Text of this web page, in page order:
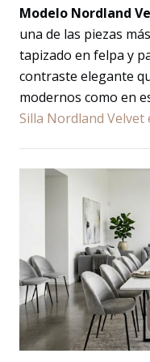
Modelo Nordland
una de las piezas
tapizado en felpa y
contraste elegante
modernos como en
Silla Nordland Velvet